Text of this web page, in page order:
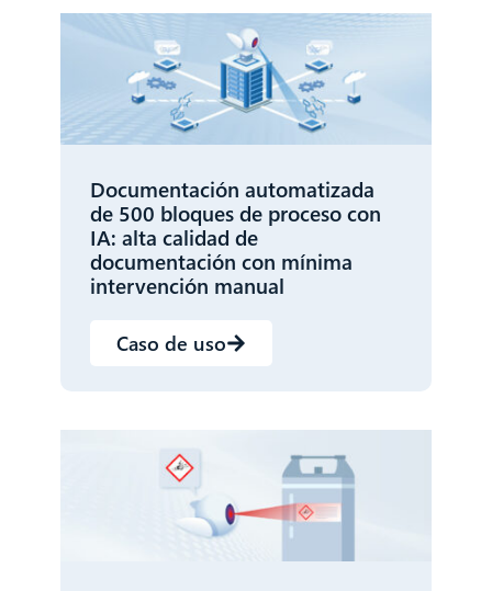
Documentación automatizada
de 500 bloques de proceso con
IA: alta calidad de
documentación con mínima
intervención manual
Caso de uso